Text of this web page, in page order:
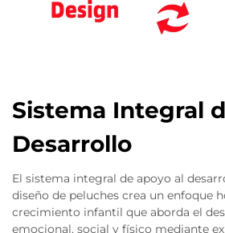
Sistema Integral
Desarrollo
El sistema integral de apoyo al
diseño de peluches crea un enfoque
crecimiento infantil que aborda el
emocional, social y físico mediante